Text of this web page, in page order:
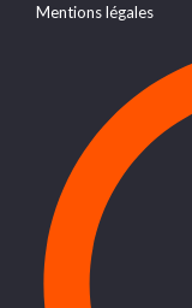
Mentions légales